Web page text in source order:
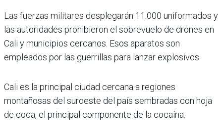
Las fuerzas militares desplegarán 11.000 uniformados y
las autoridades prohibieron el sobrevuelo de drones en
Cali y municipios cercanos. Esos aparatos son
empleados por las guerrillas para lanzar explosivos.
Cali es la principal ciudad cercana a regiones
montañosas del suroeste del país sembradas con hoja
de coca, el principal componente de la cocaína.